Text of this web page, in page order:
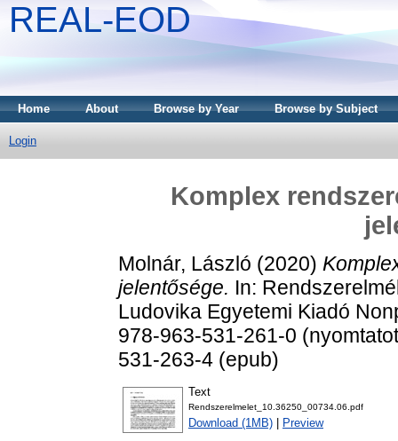
REAL-EOD
Home About Browse by Year Browse by Subject
Login
Komplex
Molnár, László (2020)
jelentősége. In:
Ludovika Egyetemi Kiadó
978-963-531-261-0
531-263-4 (epub)
Text
Rendszerelmelet_10.36250_00734.06.pdf
Download (1MB) Preview